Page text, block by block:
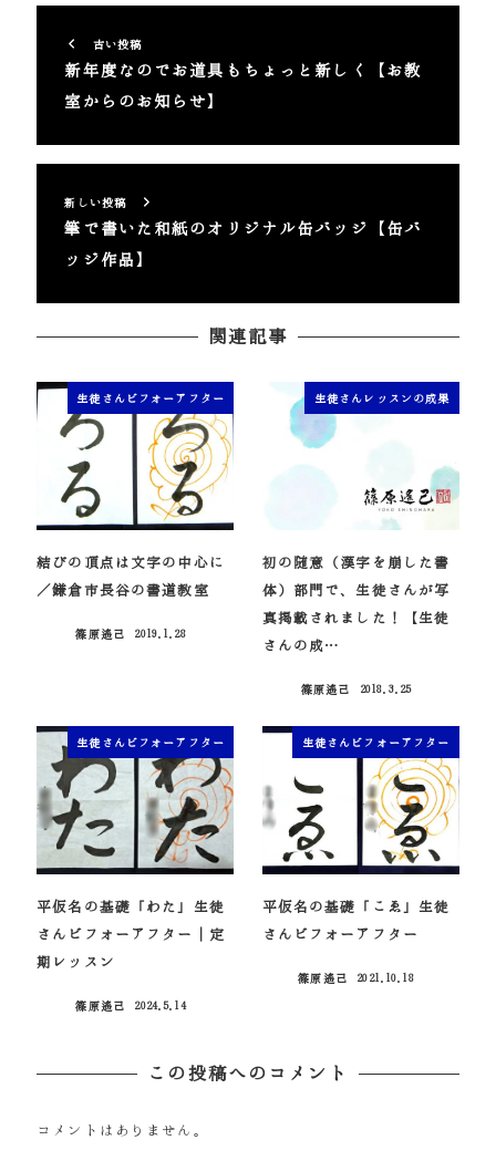
古い投稿
新年度なのでお道具もちょっと新しく【お教
室からのお知らせ】
新しい投稿
筆で書いた和紙のオリジナル缶バッジ【缶バ
ッジ作品】
関連記事
生徒さんビフォーアフター
結びの頂点は文字の中心に
／鎌倉市長谷の書道教室
篠原遙己
2019.1.28
生徒さんレッスンの成果
初の随意（漢字を崩した書
体）部門で、生徒さんが写
真掲載されました！【生徒
さんの成…
篠原遙己
2018.3.25
生徒さんビフォーアフター
平仮名の基礎「わた」生徒
さんビフォーアフター｜定
期レッスン
篠原遙己
2024.5.14
生徒さんビフォーアフター
平仮名の基礎「こゑ」生徒
さんビフォーアフター
篠原遙己
2021.10.18
この投稿へのコメント
コメントはありません。